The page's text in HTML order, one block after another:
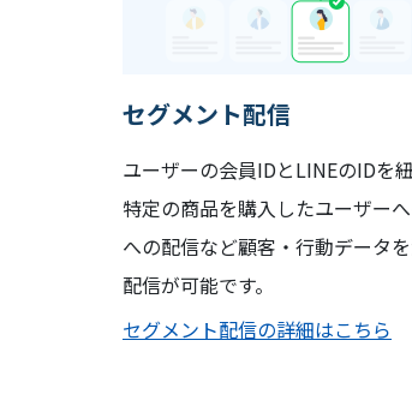
セグメント配信
ユーザーの会員IDとLINEのIDを
特定の商品を購入したユーザー
への配信など顧客・行動データ
配信が可能です。
セグメント配信の詳細はこちら